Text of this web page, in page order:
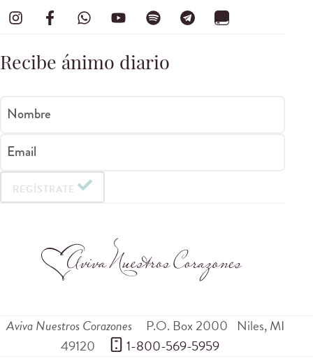
Recibe ánimo diario
Nombre
Email
REGÍSTRATE
Aviva Nuestros Corazones P.O. Box 2000 Niles,MI
49120
1-800-569-5959